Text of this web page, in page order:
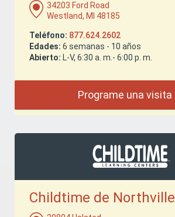
34203 Ford Road
Westland, MI 48185
Teléfono: 877.624.2602
Edades: 6 semanas - 10 años
Abierto: L-V, 6:30 a. m.- 6:00 p. m.
Programe una visita
Childtime de Northville